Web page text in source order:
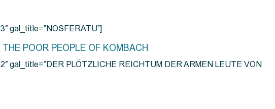
gal_title=”NOSFERATU”]
POOR PEOPLE OF KOMBACH
gal_title=”DER PLÖTZLICHE REICHTUM DER ARMEN LEUTE VON